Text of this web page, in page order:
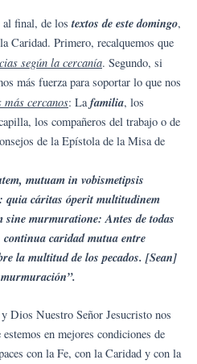
al final, de los textos de este domingo,
Caridad. Primero, recalquemos que
según la cercanía. Segundo, si
más fuerza para soportar lo que nos
más cercanos: Lafamilia, los
los compañeros del trabajo o de
de la Epístola de la Misa de
mutuam in vobismetipsis
quia cáritas óperit multitudinem
sine murmuratione: Antes de todas
continua caridad mutua entre
la multitud de los pecados. [Sean]
Dios Nuestro Señor Jesucristo nos
en mejores condiciones de
con la Fe, con la Caridad y con la